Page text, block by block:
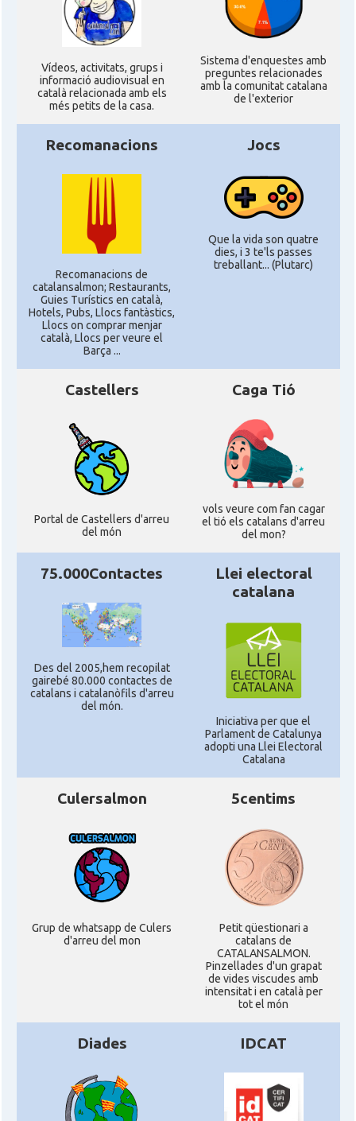
Ví­deos, activitats, grups i
informació audiovisual en
català relacionada amb els
més petits de la casa.
Sistema d'enquestes amb
preguntes relacionades
amb la comunitat catalana
de l'exterior
Recomanacions
Recomanacions de
catalansalmon; Restaurants,
Guies Turístics en català,
Hotels, Pubs, Llocs fantàstics,
Llocs on comprar menjar
català, Llocs per veure el
Barça ...
Jocs
Que la vida son quatre
dies, i 3 te'ls passes
treballant... (Plutarc)
Castellers
Portal de Castellers d'arreu
del món
Caga Tió
vols veure com fan cagar
el tió els catalans d'arreu
del mon?
75.000Contactes
Des del 2005,hem recopilat
gairebé 80.000 contactes de
catalans i catalanòfils d'arreu
del món.
Llei electoral
catalana
Iniciativa per que el
Parlament de Catalunya
adopti una Llei Electoral
Catalana
Culersalmon
Grup de whatsapp de Culers
d'arreu del mon
5centims
Petit qüestionari a
catalans de
CATALANSALMON.
Pinzellades d'un grapat
de vides viscudes amb
intensitat i en català per
tot el món
Diades IDCAT